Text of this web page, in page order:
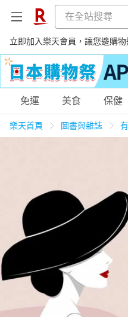
立即加入樂天會員，讓您邊購物
購物網分類
居家生活 3C家電
男裝
日本購物 電子/紙本書
免運 美食 保健
樂天首頁 圖書與雜誌